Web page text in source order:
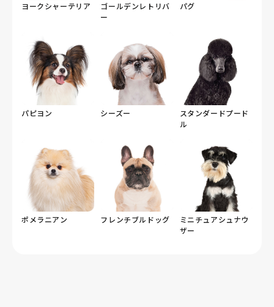
ヨークシャーテリア
ゴールデンレトリバ
ー
パグ
パピヨン シーズー
スタンダードプード
ル
ポメラニアン フレンチブルドッグ
ミニチュアシュナウ
ザー